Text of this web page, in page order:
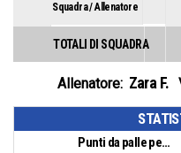
Squadra / Allenatore
TOTALI DI SQUADRA
Allenatore: Zara F.
Punti da palle perse: